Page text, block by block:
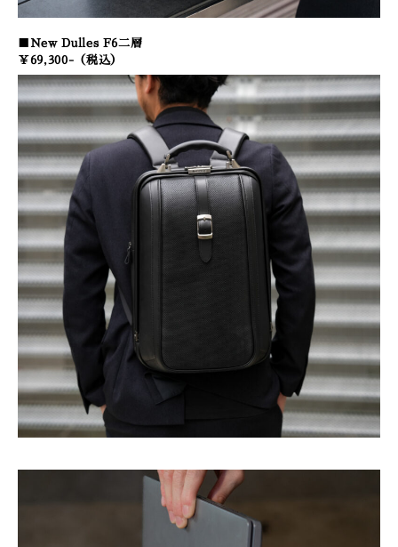
■New Dulles F6二層
￥69,300-（税込）